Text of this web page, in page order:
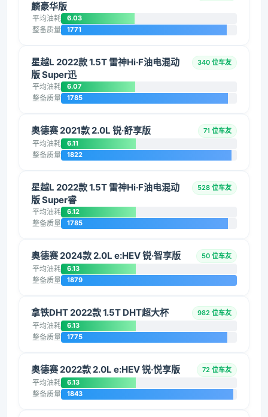
麟豪华版
平均油耗 6.03
整备质量 1771
星越L 2022款 1.5T 雷神Hi·F油电混动
版 Super迅
340 位车友
平均油耗 6.07
整备质量 1785
奥德赛 2021款 2.0L 锐·舒享版 71 位车友
平均油耗 6.11
整备质量 1822
星越L 2022款 1.5T 雷神Hi·F油电混动
版 Super睿
528 位车友
平均油耗 6.12
整备质量 1785
奥德赛 2024款 2.0L e:HEV 锐·智享版 50 位车友
平均油耗 6.13
整备质量 1879
拿铁DHT 2022款 1.5T DHT超大杯 982 位车友
平均油耗 6.13
整备质量 1775
奥德赛 2022款 2.0L e:HEV 锐·悦享版 72 位车友
平均油耗 6.13
整备质量 1843